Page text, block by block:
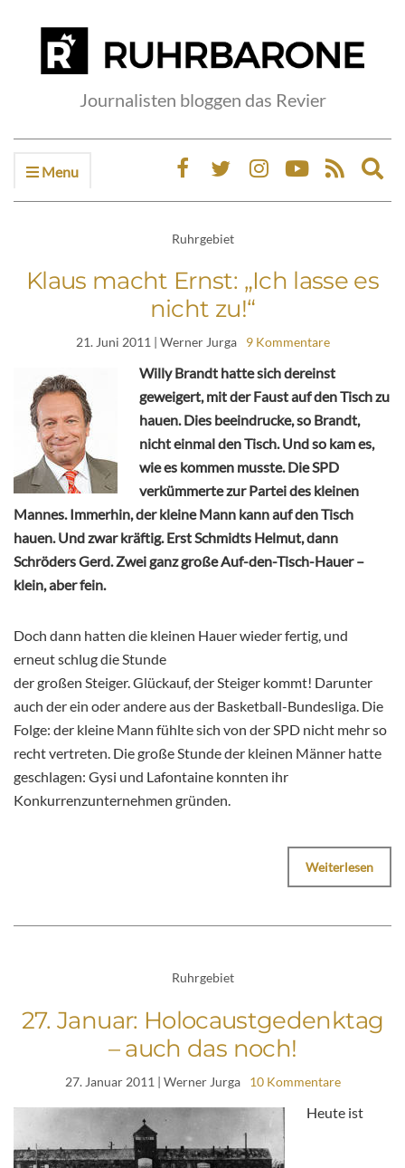
Journalisten bloggen das Revier
Menu
Ruhrgebiet
Klaus macht Ernst: „Ich lasse es
nicht zu!“
21. Juni 2011 | Werner Jurga 9 Kommentare
Willy Brandt hatte sich dereinst
geweigert, mit der Faust auf den Tisch zu
hauen. Dies beeindrucke, so Brandt,
nicht einmal den Tisch. Und so kam es,
wie es kommen musste. Die SPD
verkümmerte zur Partei des kleinen
Mannes. Immerhin, der kleine Mann kann auf den Tisch
hauen. Und zwar kräftig. Erst Schmidts Helmut, dann
Schröders Gerd. Zwei ganz große Auf-den-Tisch-Hauer –
klein, aber fein.
Doch dann hatten die kleinen Hauer wieder fertig, und
erneut schlug die Stunde
der großen Steiger. Glückauf, der Steiger kommt! Darunter
auch der ein oder andere aus der Basketball-Bundesliga. Die
Folge: der kleine Mann fühlte sich von der SPD nicht mehr so
recht vertreten. Die große Stunde der kleinen Männer hatte
geschlagen: Gysi und Lafontaine konnten ihr
Konkurrenzunternehmen gründen.
Weiterlesen
Ruhrgebiet
27. Januar: Holocaustgedenktag
– auch das noch!
27. Januar 2011 | Werner Jurga 10 Kommentare
Heute ist